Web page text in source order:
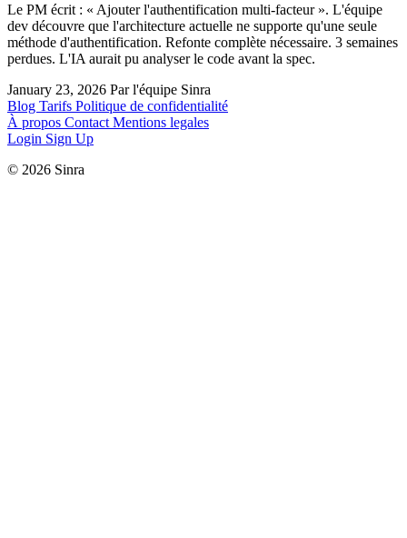
Le PM écrit : « Ajouter l'authentification multi-facteur ». L'équipe
dev découvre que l'architecture actuelle ne supporte qu'une seule
méthode d'authentification. Refonte complète nécessaire. 3 semaines
perdues. L'IA aurait pu analyser le code avant la spec.
January 23, 2026 Par l'équipe Sinra
Blog Tarifs Politique de confidentialité
À propos Contact Mentions legales
Login Sign Up
© 2026 Sinra